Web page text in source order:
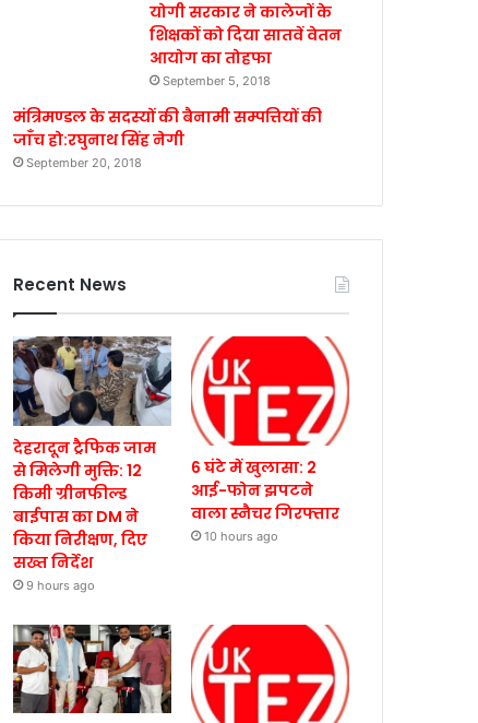
योगी सरकार ने कालेजों के
शिक्षकों को दिया सातवें वेतन
आयोग का तोहफा
September 5, 2018
मंत्रिमण्डल के सदस्यों की बैनामी सम्पत्तियों की
जाँच हो:रघुनाथ सिंह नेगी
September 20, 2018
Recent News
देहरादून ट्रैफिक जाम
से मिलेगी मुक्ति: 12
किमी ग्रीनफील्ड
बाईपास का DM ने
किया निरीक्षण, दिए
सख्त निर्देश
9 hours ago
6 घंटे में खुलासा: 2
आई-फोन झपटने
वाला स्नैचर गिरफ्तार
10 hours ago